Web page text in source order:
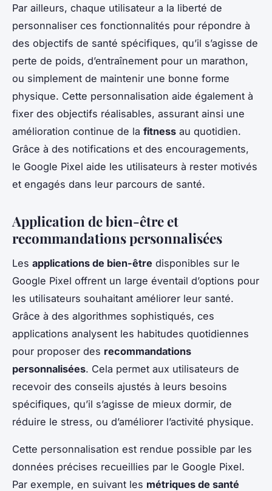
Par ailleurs, chaque utilisateur a la liberté de
personnaliser ces fonctionnalités pour répondre à
des objectifs de santé spécifiques, qu’il s’agisse de
perte de poids, d’entraînement pour un marathon,
ou simplement de maintenir une bonne forme
physique. Cette personnalisation aide également à
fixer des objectifs réalisables, assurant ainsi une
amélioration continue de la fitness au quotidien.
Grâce à des notifications et des encouragements,
le Google Pixel aide les utilisateurs à rester motivés
et engagés dans leur parcours de santé.
Application de bien-être et
recommandations personnalisées
Les applications de bien-être disponibles sur le
Google Pixel offrent un large éventail d’options pour
les utilisateurs souhaitant améliorer leur santé.
Grâce à des algorithmes sophistiqués, ces
applications analysent les habitudes quotidiennes
pour proposer des recommandations
personnalisées. Cela permet aux utilisateurs de
recevoir des conseils ajustés à leurs besoins
spécifiques, qu’il s’agisse de mieux dormir, de
réduire le stress, ou d’améliorer l’activité physique.
Cette personnalisation est rendue possible par les
données précises recueillies par le Google Pixel.
Par exemple, en suivant les métriques de santé